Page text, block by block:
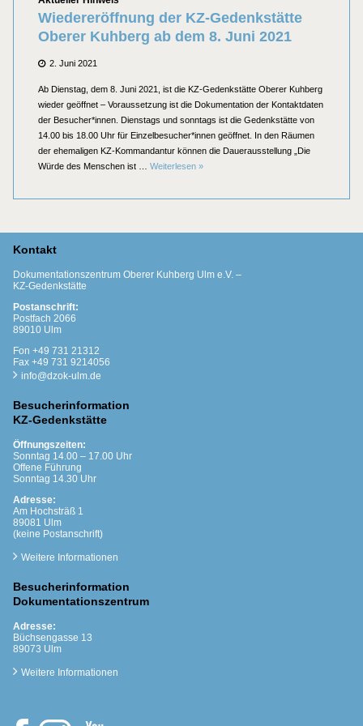
Wiedereröffnung der KZ-Gedenkstätte
Oberer Kuhberg ab dem 8. Juni 2021
Posted
2. Juni 2021
Ab Dienstag, dem 8. Juni 2021, ist die KZ-Gedenkstätte Oberer Kuhberg
wieder geöffnet – Voraussetzung ist die Dokumentation der Kontaktdaten
der Besucher*innen. Dienstags und sonntags ist die Gedenkstätte von
14.00 bis 18.00 Uhr für Einzelbesucher*innen geöffnet. In den Räumen
der ehemaligen KZ-Kommandantur können die Dauerausstellung „Die
Würde des Menschen ist … Weiterlesen Wiedereröffnung der KZ-Gedenkstätte
»
Kontakt
Dokumentationszentrum Oberer Kuhberg Ulm e.V. –
KZ-Gedenkstätte
Postanschrift:
Postfach 2066
89010 Ulm
Fon +49 731 21312
Fax +49 731 9214056
info@dzok-ulm.de
Besucherinformation
KZ-Gedenkstätte
Öffnungszeiten:
Sonntag 14.00 – 17.00 Uhr
Offene Führung
Sonntag 14.30 Uhr
Adresse:
Am Hochsträß 1
89081 Ulm
(keine Postanschrift)
Weitere Informationen
Besucherinformation
Dokumentationszentrum
Adresse:
Büchsengasse 13
89073 Ulm
Weitere Informationen